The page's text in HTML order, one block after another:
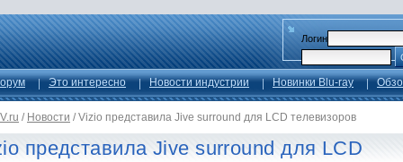
Логин
Это интересно Новости индустрии Новинки Blu-ray
/ Новости / Vizio представила Jive surround для LCD телевизоров
представила Jive surround для LCD